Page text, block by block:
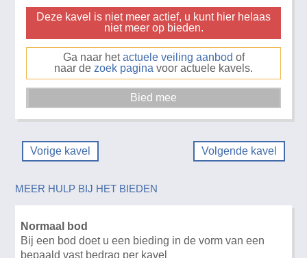
Deze kavel is niet meer actief, u kunt hier helaas
niet meer op bieden.
Ga naar hetactuele veiling aanbod of
naar de zoek pagina voor actuele kavels.
Vorige kavel Volgende kavel
MEER HULP BIJ HET BIEDEN
Normaal bod
Bij een bod doet u een bieding in de vorm van een
bepaald vast bedrag per kavel